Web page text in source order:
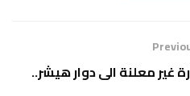
غير معلنة الى دوار هيشر..